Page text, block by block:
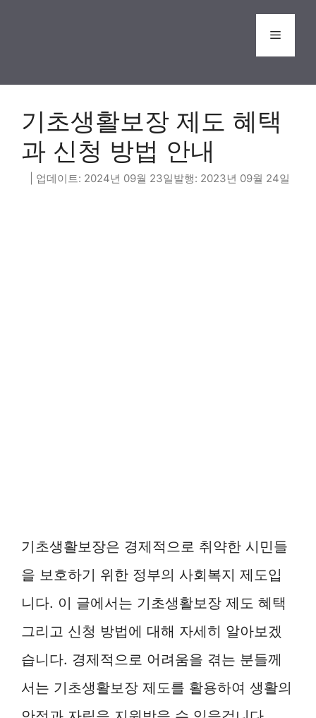
Menu
기초생활보장 제도 혜택
과 신청 방법 안내
2024년 09월 23일 2023년 09월 24일
기초생활보장은 경제적으로 취약한 시민들
을 보호하기 위한 정부의 사회복지 제도입
니다. 이 글에서는 기초생활보장 제도 혜택
그리고 신청 방법에 대해 자세히 알아보겠
습니다. 경제적으로 어려움을 겪는 분들께
서는 기초생활보장 제도를 활용하여 생활의